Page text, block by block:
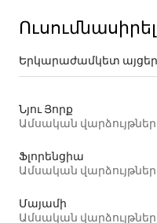
Երկարաժամկետ
Նյու Յորք
Ամսական վարձույթներ
Ֆլորենցիա
Ամսական վարձույթներ
Մայամի
Ամսական վարձույթներ